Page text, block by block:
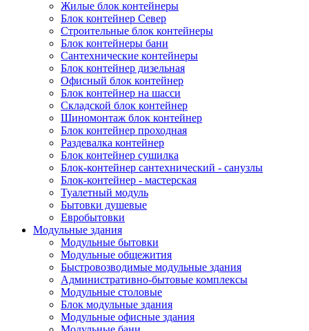
Жилые блок контейнеры
Блок контейнер Север
Строительные блок контейнеры
Блок контейнеры бани
Сантехнические контейнеры
Блок контейнер дизельная
Офисный блок контейнер
Блок контейнер на шасси
Складской блок контейнер
Шиномонтаж блок контейнер
Блок контейнер проходная
Раздевалка контейнер
Блок контейнер сушилка
Блок-контейнер сантехнический - санузлы
Блок-контейнер - мастерская
Туалетный модуль
Бытовки душевые
Евробытовки
Модульные здания
Модульные бытовки
Модульные общежития
Быстровозводимые модульные здания
Административно-бытовые комплексы
Модульные столовые
Блок модульные здания
Модульные офисные здания